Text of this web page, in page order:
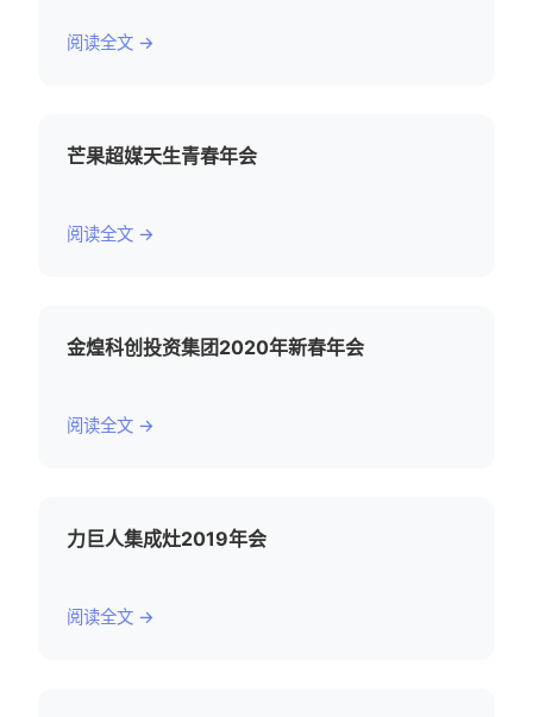
阅读全文 →
芒果超媒天生青春年会
阅读全文 →
金煌科创投资集团2020年新春年会
阅读全文 →
力巨人集成灶2019年会
阅读全文 →